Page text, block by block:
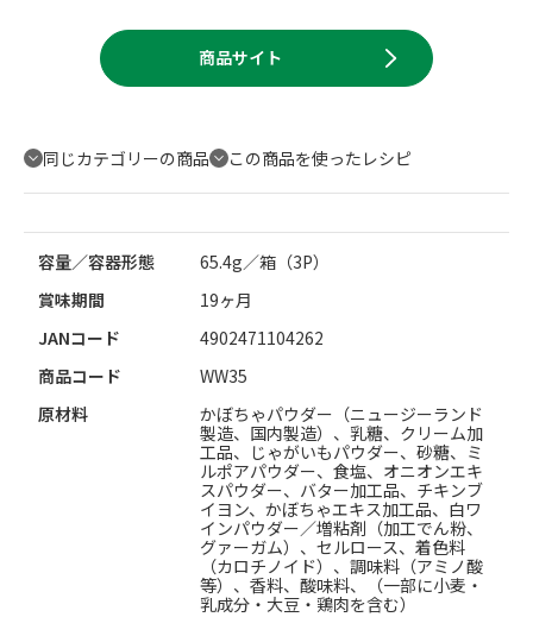
商品サイト
同じカテゴリーの商品 この商品を使ったレシピ
容量／容器形態
65.4g／箱（3P）
賞味期間
19ヶ月
JANコード
4902471104262
商品コード
WW35
原材料
かぼちゃパウダー（ニュージーランド
製造、国内製造）、乳糖、クリーム加
工品、じゃがいもパウダー、砂糖、ミ
ルポアパウダー、食塩、オニオンエキ
スパウダー、バター加工品、チキンブ
イヨン、かぼちゃエキス加工品、白ワ
インパウダー／増粘剤（加工でん粉、
グァーガム）、セルロース、着色料
（カロチノイド）、調味料（アミノ酸
等）、香料、酸味料、（一部に小麦・
乳成分・大豆・鶏肉を含む）